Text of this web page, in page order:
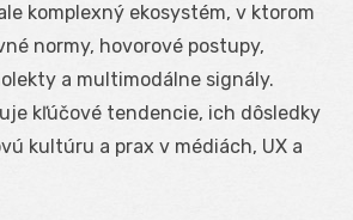
komplexný ekosystém, v ktorom
normy, hovorové postupy,
a multimodálne signály.
kľúčové tendencie, ich dôsledky
kultúru a prax v médiách, UX a